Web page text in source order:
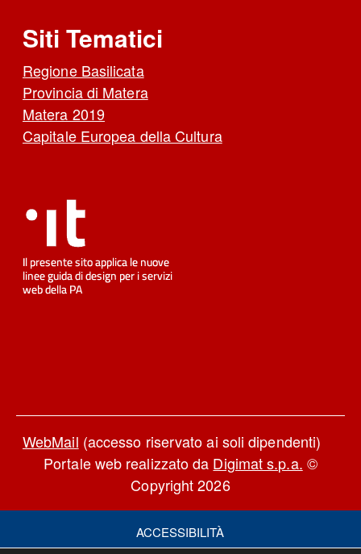
Siti Tematici
Regione Basilicata
Provincia di Matera
Matera 2019
Capitale Europea della Cultura
WebMail (accesso riservato ai soli dipendenti)
Portale web realizzato da Digimat s.p.a. ©
Copyright 2026
ACCESSIBILITÀ